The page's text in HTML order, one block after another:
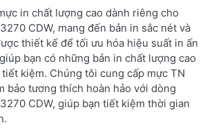
in chất lượng cao dành riêng cho
CDW, mang đến bản in sắc nét và
thiết kế để tối ưu hóa hiệu suất in ấn
bạn có những bản in chất lượng cao
kiệm. Chúng tôi cung cấp mực TN
bảo tương thích hoàn hảo với dòng
CDW, giúp bạn tiết kiệm thời gian